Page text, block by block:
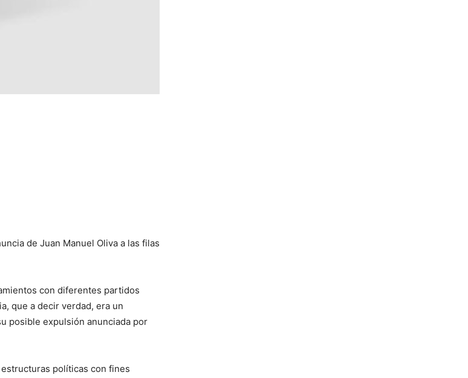
de Juan Manuel Oliva a las filas
con diferentes partidos
que a decir verdad, era un
posible expulsión anunciada por
políticas con fines